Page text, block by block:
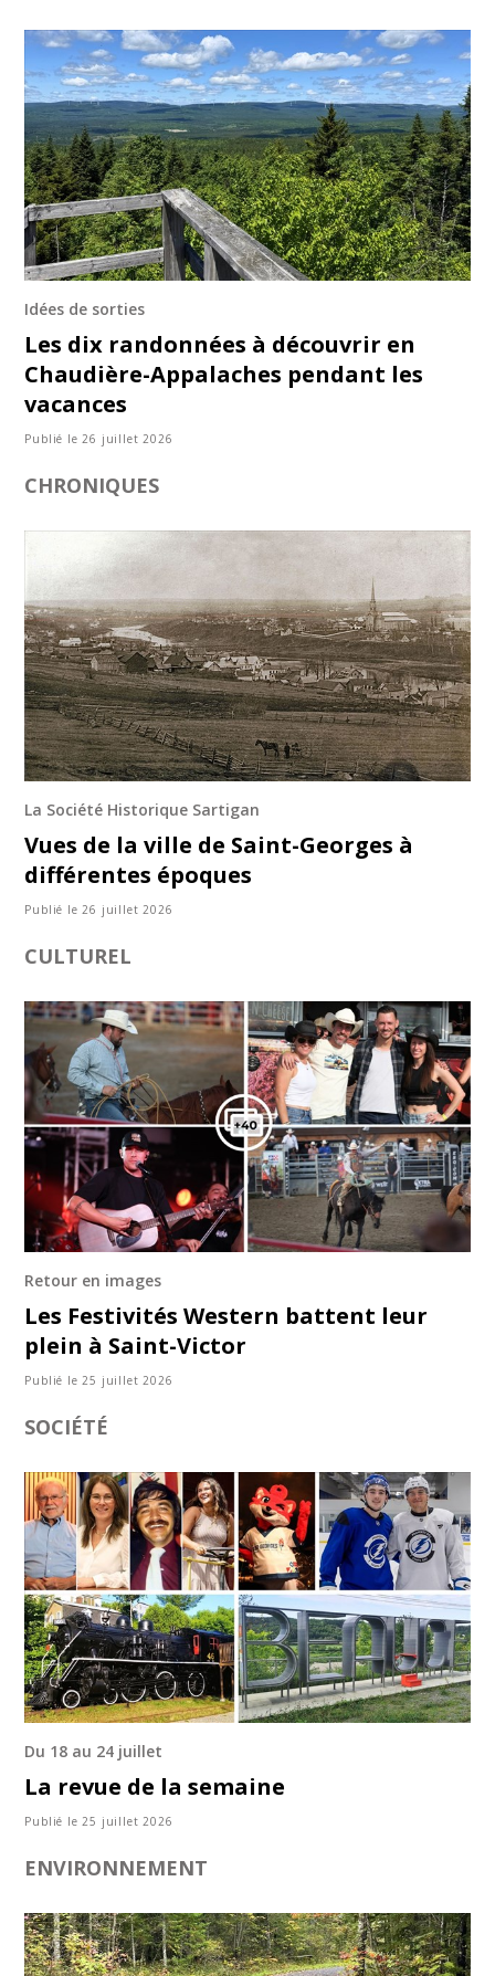
Idées de sorties
Les dix randonnées à découvrir en
Chaudière-Appalaches pendant les
vacances
Publié le 26 juillet 2026
CHRONIQUES
La Société Historique Sartigan
Vues de la ville de Saint-Georges à
différentes époques
Publié le 26 juillet 2026
CULTUREL
Retour en images
Les Festivités Western battent leur
plein à Saint-Victor
Publié le 25 juillet 2026
SOCIÉTÉ
Du 18 au 24 juillet
La revue de la semaine
Publié le 25 juillet 2026
ENVIRONNEMENT